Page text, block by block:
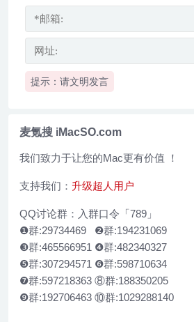
提示：请文明发言
麦氪搜 iMacSO.com
我们致力于让您的Mac更有价值 ！
支持我们： 升级超人用户
QQ讨论群：入群口令「789」
❶群:29734469 ❷群:194231069
❸群:465566951 ❹群:482340327
❺群:307294571 ❻群:598710634
❼群:597218363 ⑧群:188350205
❾群:192706463 ⑩群:1029288140